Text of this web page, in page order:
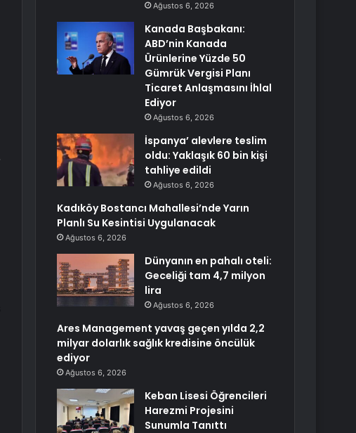
Ağustos 6, 2026
Kanada Başbakanı:
ABD’nin Kanada
Ürünlerine Yüzde 50
Gümrük Vergisi Planı
Ticaret Anlaşmasını İhlal
Ediyor
Ağustos 6, 2026
İspanya’ alevlere teslim
oldu: Yaklaşık 60 bin kişi
tahliye edildi
Ağustos 6, 2026
Kadıköy Bostancı Mahallesi’nde Yarın
Planlı Su Kesintisi Uygulanacak
Ağustos 6, 2026
Dünyanın en pahalı oteli:
Geceliği tam 4,7 milyon
lira
Ağustos 6, 2026
Ares Management yavaş geçen yılda 2,2
milyar dolarlık sağlık kredisine öncülük
ediyor
Ağustos 6, 2026
Keban Lisesi Öğrencileri
Harezmi Projesini
Sunumla Tanıttı